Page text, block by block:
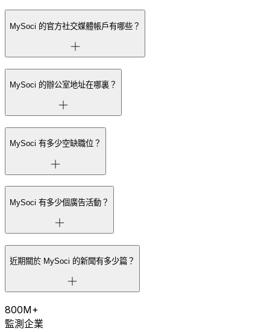
MySoci 的官方社交媒體帳戶有哪些？
MySoci 的辦公室地址在哪裏？
MySoci 有多少空缺職位？
MySoci 有多少個廣告活動？
近期關於 MySoci 的新聞有多少篇？
800M+
監測企業